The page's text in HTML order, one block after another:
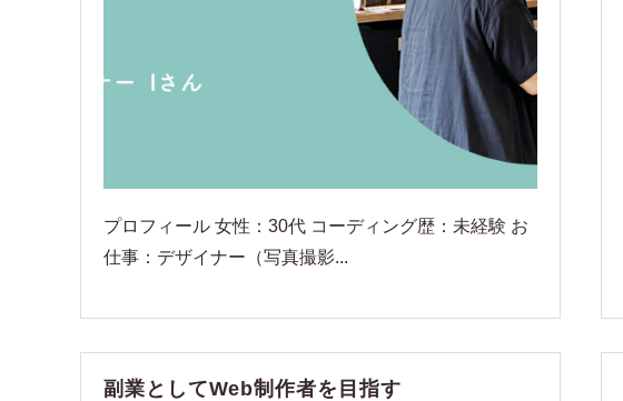
プロフィール 女性：30代 コーディング歴：未経験 お
仕事：デザイナー（写真撮影...
副業としてWeb制作者を目指す